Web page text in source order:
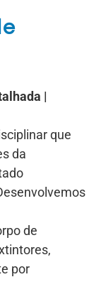
|
que
da
de
por